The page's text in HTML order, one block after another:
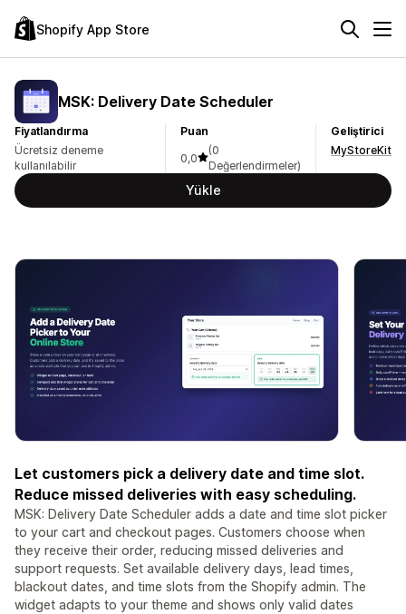
Shopify App Store
MSK: Delivery Date Scheduler
Fiyatlandırma
Ücretsiz deneme
kullanılabilir
Puan
0,0
(0
Değerlendirmeler)
Geliştirici
MyStoreKit
Yükle
Let customers pick a delivery date and time slot.
Reduce missed deliveries with easy scheduling.
MSK: Delivery Date Scheduler adds a date and time slot picker
to your cart and checkout pages. Customers choose when
they receive their order, reducing missed deliveries and
support requests. Set available delivery days, lead times,
blackout dates, and time slots from the Shopify admin. The
widget adapts to your theme and shows only valid dates